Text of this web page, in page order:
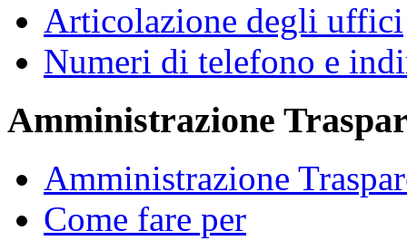
Articolazione degli uffici
Numeri di telefono e
Amministrazione
Amministrazione
Come fare per